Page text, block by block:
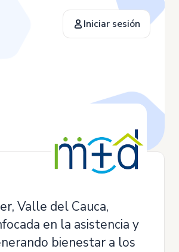
Iniciar sesión
Valle del Cauca,
en la asistencia y
bienestar a los